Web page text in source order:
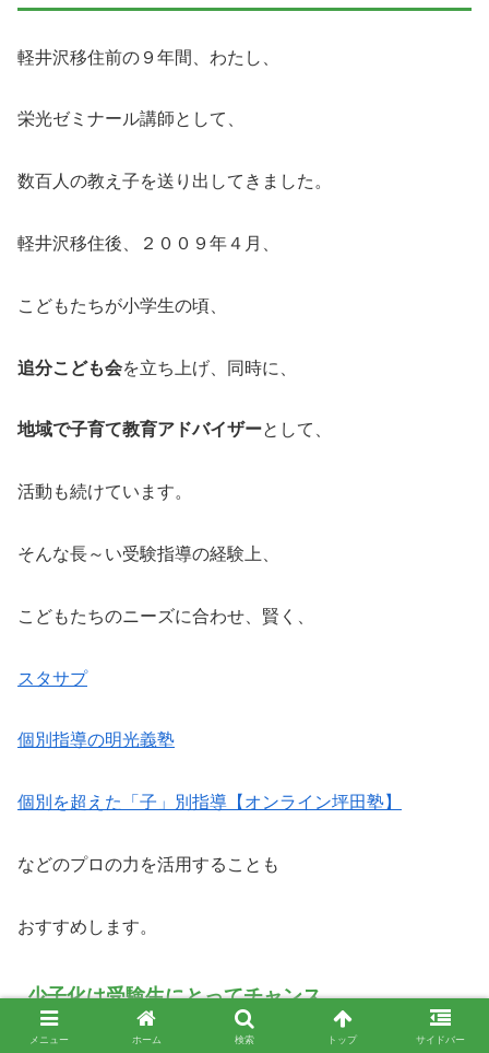
軽井沢移住前の９年間、わたし、
栄光ゼミナール講師として、
数百人の教え子を送り出してきました。
軽井沢移住後、２００９年４月、
こどもたちが小学生の頃、
追分こども会を立ち上げ、同時に、
地域で子育て教育アドバイザーとして、
活動も続けています。
そんな長～い受験指導の経験上、
こどもたちのニーズに合わせ、賢く、
スタサプ
個別指導の明光義塾
個別を超えた「子」別指導【オンライン坪田塾】
などのプロの力を活用することも
おすすめします。
少子化は受験生にとってチャンス
メニュー ホーム 検索 トップ サイドバー